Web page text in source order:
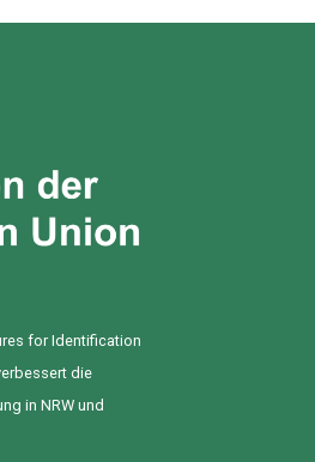
for Identification
die
in NRW und